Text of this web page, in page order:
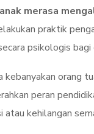
merasa
praktik
psikologis bagi
orang
peran
kehilangan